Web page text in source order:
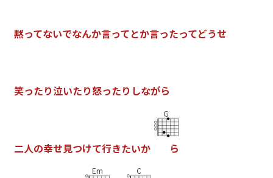
黙ってないでなんか言ってとか言ったってどうせ
笑ったり泣いたり怒ったり しながら
二人の幸せ見つけて行きたいか
G
ら
Em C